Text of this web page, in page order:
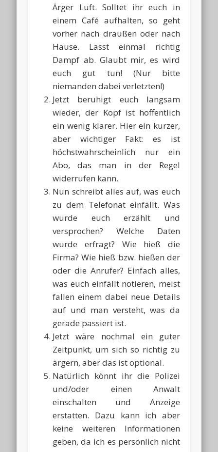
Ärger Luft. Solltet ihr euch in
einem Café aufhalten, so geht
vorher nach draußen oder nach
Hause. Lasst einmal richtig
Dampf ab. Glaubt mir, es wird
euch gut tun! (Nur bitte
niemanden dabei verletzten!)
Jetzt beruhigt euch langsam
wieder, der Kopf ist hoffentlich
ein wenig klarer. Hier ein kurzer,
aber wichtiger Fakt: es ist
höchstwahrscheinlich nur ein
Abo, das man in der Regel
widerrufen kann.
Nun schreibt alles auf, was euch
zu dem Telefonat einfällt. Was
wurde euch erzählt und
versprochen? Welche Daten
wurde erfragt? Wie hieß die
Firma? Wie hieß bzw. hießen der
oder die Anrufer? Einfach alles,
was euch einfällt notieren, meist
fallen einem dabei neue Details
auf und man versteht, was da
gerade passiert ist.
Jetzt wäre nochmal ein guter
Zeitpunkt, um sich so richtig zu
ärgern, aber das ist optional.
Natürlich könnt ihr die Polizei
und/oder einen Anwalt
einschalten und Anzeige
erstatten. Dazu kann ich aber
keine weiteren Informationen
geben, da ich es persönlich nicht